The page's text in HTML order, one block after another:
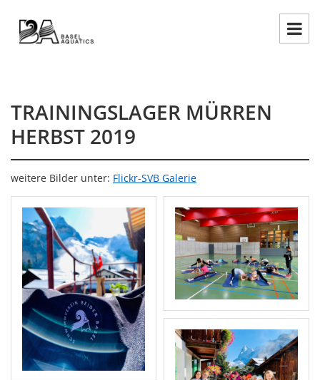
TRAININGSLAGER MÜRREN
HERBST 2019
weitere Bilder unter: Flickr-SVB Galerie